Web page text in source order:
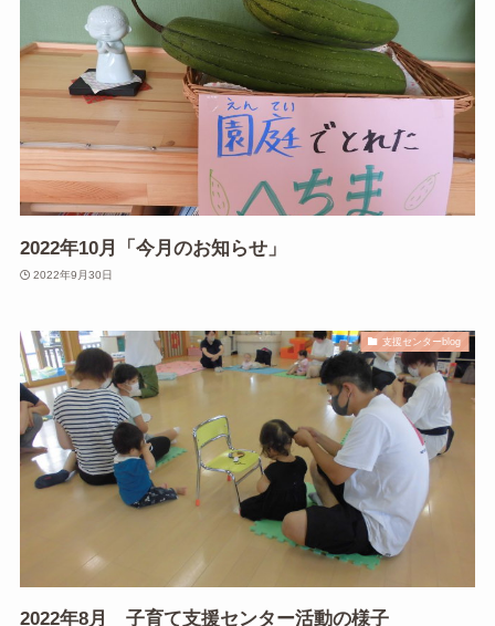
2022年10月「今月のお知らせ」
2022年9月30日
支援センターblog
2022年8月 子育て支援センター活動の様子